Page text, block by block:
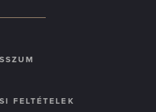
FELTÉTELEK